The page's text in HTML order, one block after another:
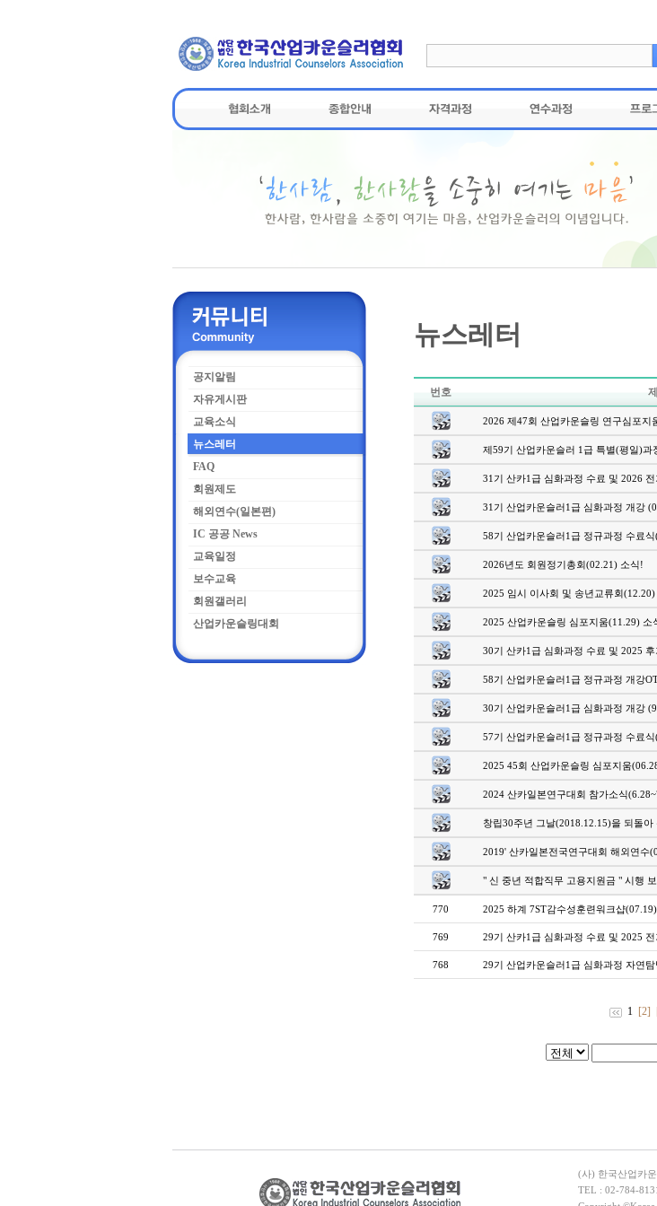
공지알림
자유게시판
교육소식
뉴스레터
FAQ
회원제도
해외연수(일본편)
IC 공공 News
교육일정
보수교육
회원갤러리
산업카운슬링대회
뉴스레터
번호
2026 제47회 산업카운슬링 연구심포지
제59기 산업카운슬러 1급 특별(평일)과
31기 산카1급 심화과정 수료 및 2026
31기 산업카운슬러1급 심화과정 개강
58기 산업카운슬러1급 정규과정 수료
2026년도 회원정기총회(02.21) 소식!
2025 임시 이사회 및 송년교류회
2025 산업카운슬링 심포지움(11.29) 소
30기 산카1급 심화과정 수료 및 2025
58기 산업카운슬러1급 정규과정 개강
30기 산업카운슬러1급 심화과정 개강
57기 산업카운슬러1급 정규과정 수료
2025 45회 산업카운슬링 심포지움
2024 산카일본연구대회 참가소식
창립30주년 그날(2018.12.15)을 되돌아
2019' 산카일본전국연구대회 해외연수
" 신 중년 적합직무 고용지원금 " 시행
770 2025 하계 7ST감수성훈련워크샵
769 29기 산카1급 심화과정 수료 및 2025 전
768 29기 산업카운슬러1급 심화과정 자연
1 [2]
(사) 한국산업카
TEL : 02-784-